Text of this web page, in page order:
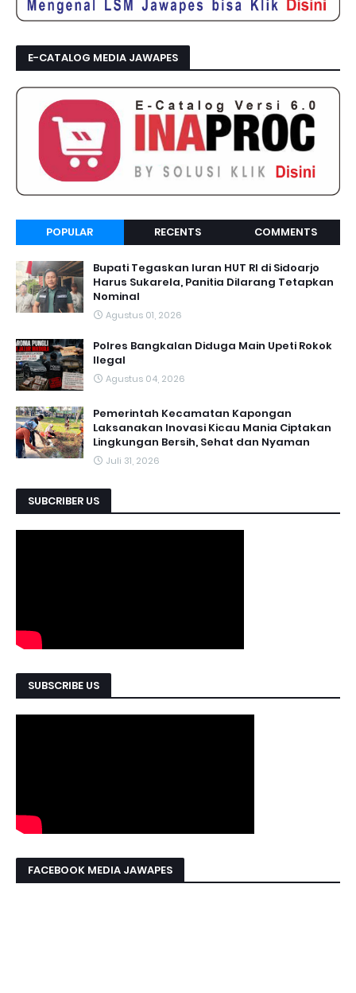
E-CATALOG MEDIA JAWAPES
POPULAR RECENTS COMMENTS
Bupati Tegaskan Iuran HUT RI di Sidoarjo
Harus Sukarela, Panitia Dilarang Tetapkan
Nominal
Agustus 01, 2026
Polres Bangkalan Diduga Main Upeti Rokok
Ilegal
Agustus 04, 2026
Pemerintah Kecamatan Kapongan
Laksanakan Inovasi Kicau Mania Ciptakan
Lingkungan Bersih, Sehat dan Nyaman
Juli 31, 2026
SUBCRIBER US
SUBSCRIBE US
FACEBOOK MEDIA JAWAPES